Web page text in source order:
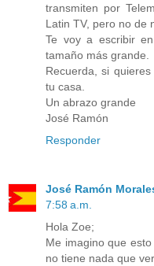
transmiten por
Latin TV, pero no de
Te voy a escribir
tamaño más grande.
Recuerda, si
tu casa.
Un abrazo grande
José Ramón
Responder
José Ramón
7:58 a.m.
Hola Zoe;
Me imagino que
no tiene nada que